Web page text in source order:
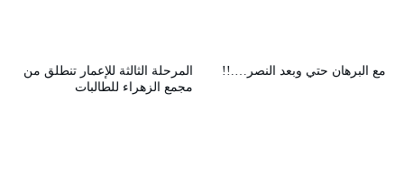
المرحلة الثالثة للإعمار تنطلق من
مجمع الزهراء للطالبات
مع البرهان حتي وبعد النصر….!!